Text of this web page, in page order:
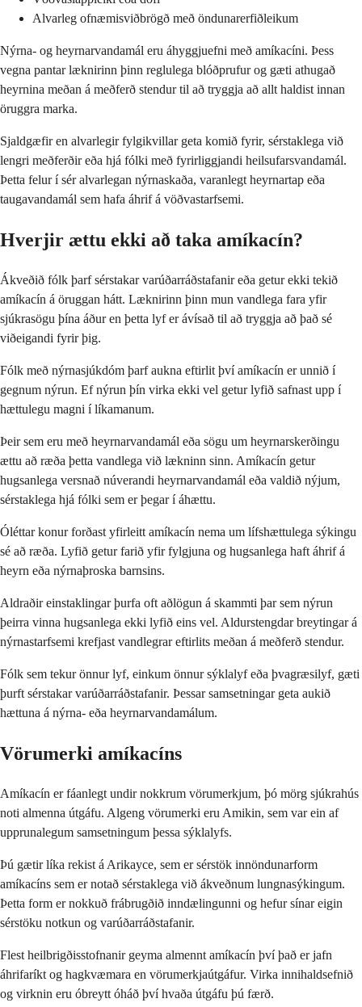
Alvarleg ofnæmisviðbrögð með öndunarerfiðleikum
Nýrna- og heyrnarvandamál eru áhyggjuefni með amíkacíni. Þess
vegna pantar læknirinn þinn reglulega blóðprufur og gæti athugað
heyrnina meðan á meðferð stendur til að tryggja að allt haldist innan
öruggra marka.
Sjaldgæfir en alvarlegir fylgikvillar geta komið fyrir, sérstaklega við
lengri meðferðir eða hjá fólki með fyrirliggjandi heilsufarsvandamál.
Þetta felur í sér alvarlegan nýrnaskaða, varanlegt heyrnartap eða
taugavandamál sem hafa áhrif á vöðvastarfsemi.
Hverjir ættu ekki að taka amíkacín?
Ákveðið fólk þarf sérstakar varúðarráðstafanir eða getur ekki tekið
amíkacín á öruggan hátt. Læknirinn þinn mun vandlega fara yfir
sjúkrasögu þína áður en þetta lyf er ávísað til að tryggja að það sé
viðeigandi fyrir þig.
Fólk með nýrnasjúkdóm þarf aukna eftirlit því amíkacín er unnið í
gegnum nýrun. Ef nýrun þín virka ekki vel getur lyfið safnast upp í
hættulegu magni í líkamanum.
Þeir sem eru með heyrnarvandamál eða sögu um heyrnarskerðingu
ættu að ræða þetta vandlega við lækninn sinn. Amíkacín getur
hugsanlega versnað núverandi heyrnarvandamál eða valdið nýjum,
sérstaklega hjá fólki sem er þegar í áhættu.
Óléttar konur forðast yfirleitt amíkacín nema um lífshættulega sýkingu
sé að ræða. Lyfið getur farið yfir fylgjuna og hugsanlega haft áhrif á
heyrn eða nýrnaþroska barnsins.
Aldraðir einstaklingar þurfa oft aðlögun á skammti þar sem nýrun
þeirra vinna hugsanlega ekki lyfið eins vel. Aldurstengdar breytingar á
nýrnastarfsemi krefjast vandlegrar eftirlits meðan á meðferð stendur.
Fólk sem tekur önnur lyf, einkum önnur sýklalyf eða þvagræsilyf, gæti
þurft sérstakar varúðarráðstafanir. Þessar samsetningar geta aukið
hættuna á nýrna- eða heyrnarvandamálum.
Vörumerki amíkacíns
Amíkacín er fáanlegt undir nokkrum vörumerkjum, þó mörg sjúkrahús
noti almenna útgáfu. Algeng vörumerki eru Amikin, sem var ein af
upprunalegum samsetningum þessa sýklalyfs.
Þú gætir líka rekist á Arikayce, sem er sérstök innöndunarform
amíkacíns sem er notað sérstaklega við ákveðnum lungnasýkingum.
Þetta form er nokkuð frábrugðið inndælingunni og hefur sínar eigin
sérstöku notkun og varúðarráðstafanir.
Flest heilbrigðisstofnanir geyma almennt amíkacín því það er jafn
áhrifaríkt og hagkvæmara en vörumerkjaútgáfur. Virka innihaldsefnið
og virknin eru óbreytt óháð því hvaða útgáfu þú færð.